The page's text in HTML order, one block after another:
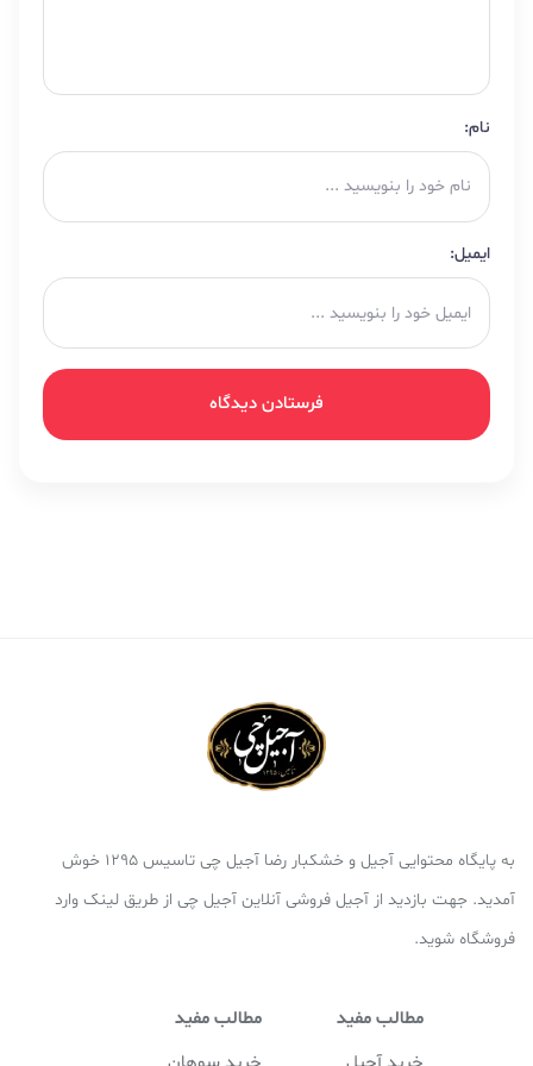
نام:
ایمیل:
به پایگاه محتوایی آجیل و خشکبار رضا آجیل چی تاسیس 1295 خوش
آمدید. جهت بازدید از آجیل فروشی آنلاین آجیل چی از طریق لینک وارد
فروشگاه شوید.
مطالب مفید
مطالب مفید